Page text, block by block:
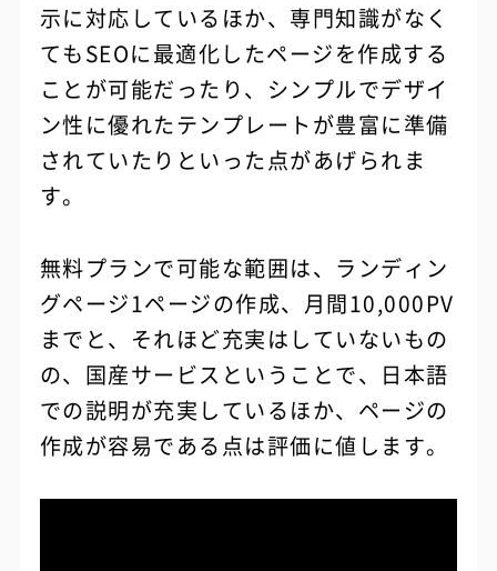
示に対応しているほか、専門知識がなく
てもSEOに最適化したページを作成する
ことが可能だったり、シンプルでデザイ
ン性に優れたテンプレートが豊富に準備
されていたりといった点があげられま
す。
無料プランで可能な範囲は、ランディン
グページ1ページの作成、月間10,000PV
までと、それほど充実はしていないもの
の、国産サービスということで、日本語
での説明が充実しているほか、ページの
作成が容易である点は評価に値します。